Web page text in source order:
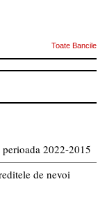
Toate Bancile
2022-2015
de nevoi